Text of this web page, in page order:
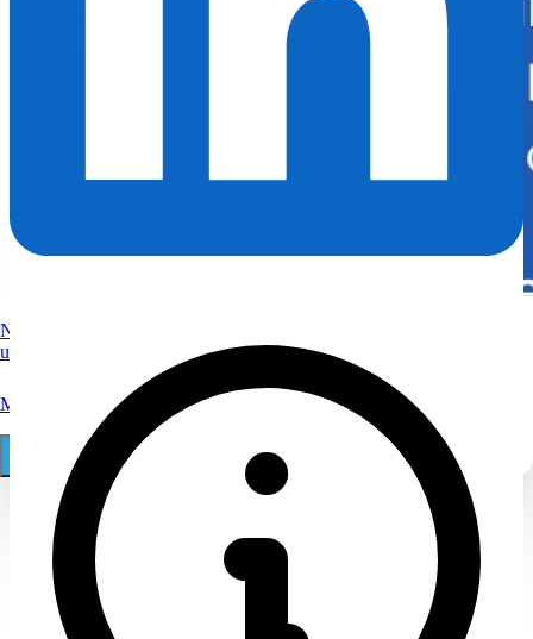
Nutzen Sie Spezialwissen vom Anwalt zum Löschen von
ungerechtfertigten Bewertungen.
Mehr
Online Auftrag 030 29 68 11 18